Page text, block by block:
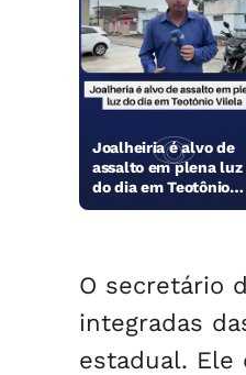
Joalheiria é alvo de
assalto em plena luz
do dia em Teotônio
Vilela
O secretário
integradas
estadual. Ele